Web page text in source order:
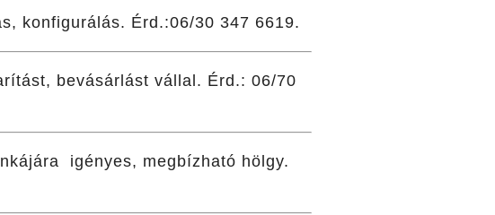
konfigurálás. Érd.:06/30 347 6619.
bevásárlást vállal. Érd.: 06/70
igényes, megbízható hölgy.